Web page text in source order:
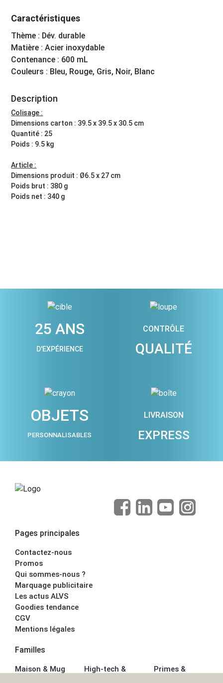
Caractéristiques
Thème : Dév. durable
Matière : Acier inoxydable
Contenance : 600 mL
Couleurs : Bleu, Rouge, Gris, Noir, Blanc
Description
Colisage :
Dimensions carton : 39.5 x 39.5 x 30.5 cm
Quantité : 25
Poids : 9.5 kg
Article :
Dimensions produit : Ø6.5 x 27 cm
Poids brut : 380 g
Poids net : 340 g
25 ANS
D'EXPÉRIENCE
CONTRÔLE
QUALITÉ
OBJETS
PERSONNALISABLES
LIVRAISON
EXPRESS
Pages principales
Contactez-nous
Promos
Qui sommes-nous ?
Marquage publicitaire
Les actus ALVS
Goodies tendance
CGV
Mentions légales
Familles
Maison & Mug
High-tech &
Primes &